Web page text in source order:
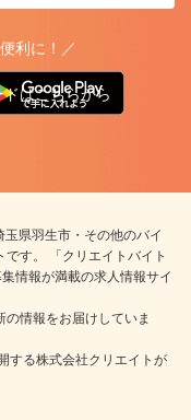
利に！／
はこちらから
玉県羽生市・その他のバイ
す。 「クリエイトバイト
情報が満載の求人情報サイ
情報をお届けしていま
する株式会社クリエイトが